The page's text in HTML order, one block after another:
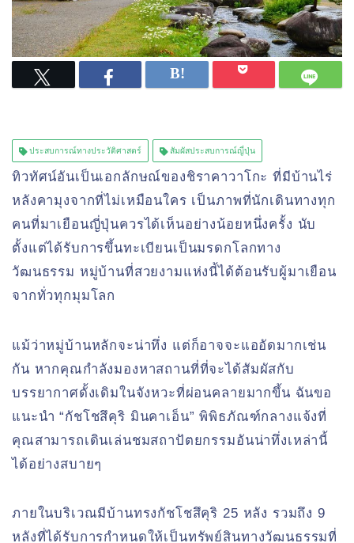
ประสบการณ์ทางประวัติศาสตร์ สัมผัสประสบการณ์ญี่ปุ่น
ทิวทัศน์อันเป็นเอกลักษณ์ของชิราคาวาโกะ ที่มีบ้านไร่
หลังคามุงจากที่ไม่เหมือนใคร เป็นภาพที่นักเดินทางทุก
คนที่มาเยือนญี่ปุ่นควรได้เห็นอย่างน้อยหนึ่งครั้ง นับ
ตั้งแต่ได้รับการขึ้นทะเบียนเป็นมรดกโลกทาง
วัฒนธรรม หมู่บ้านที่สวยงามแห่งนี้ได้ต้อนรับผู้มาเยือน
จากทั่วทุกมุมโลก
แม้ว่าหมู่บ้านหลักจะน่าทึ่ง แต่ก็อาจจะแออัดมากเช่น
กัน หากคุณกำลังมองหาสถานที่ที่จะได้สัมผัสกับ
บรรยากาศดั้งเดิมในจังหวะที่ผ่อนคลายมากขึ้น ฉันขอ
แนะนำ “กัชโชสึคุริ มินคาเอ็น” พิพิธภัณฑ์กลางแจ้งที่
คุณสามารถเดินเล่นชมสถาปัตยกรรมอันน่าทึ่งเหล่านี้
ได้อย่างสบายๆ
ภายในบริเวณมีบ้านทรงกัชโชสึคุริ 25 หลัง รวมถึง 9
หลังที่ได้รับการกำหนดให้เป็นทรัพย์สินทางวัฒนธรรมที่